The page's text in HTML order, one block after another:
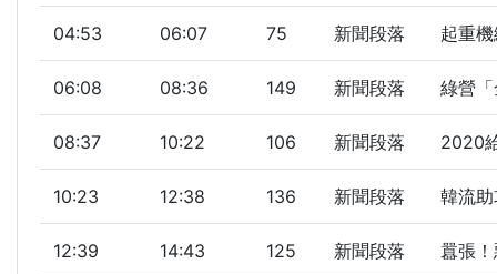
04:53 06:07 75 新聞段落 起重
06:08 08:36 149 新聞段落 綠營
08:37 10:22 106 新聞段落 2020
10:23 12:38 136 新聞段落 韓流
12:39 14:43 125 新聞段落 囂張